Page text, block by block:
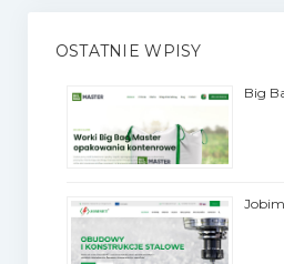
OSTATNIE WPISY
Big